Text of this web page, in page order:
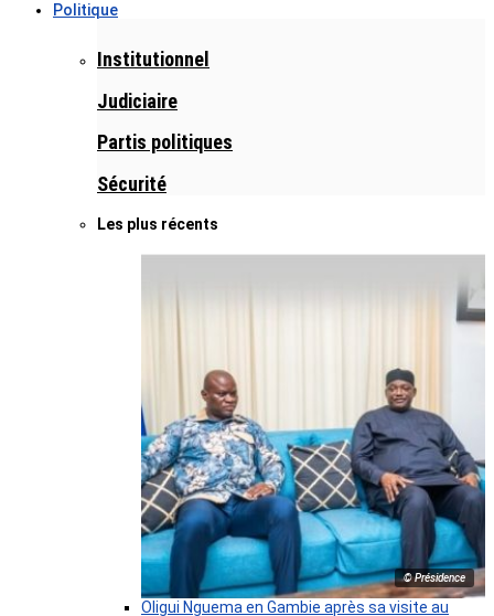
Politique
Institutionnel
Judiciaire
Partis politiques
Sécurité
Les plus récents
© Présidence
Oligui Nguema en Gambie après sa visite au